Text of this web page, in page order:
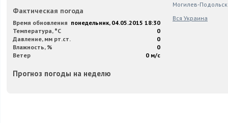
Фактическая погода
Время обновления понедельник, 04.05.2015 18:30
Температура, °C
0
Давление, мм рт.ст.
0
Влажность, %
0
Ветер
0 м/с
Могилев-
Вся Украина
Прогноз погоды на неделю